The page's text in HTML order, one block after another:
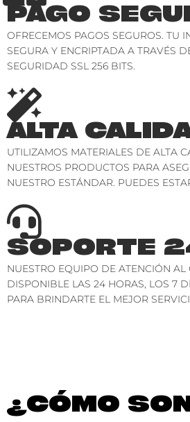
PAGO
OFRECEMOS PAGOS SEGUROS. TU
SEGURA Y ENCRIPTADA A TRAVÉS
SEGURIDAD SSL 256 BITS.
ALTA
UTILIZAMOS MATERIALES DE ALTA
NUESTROS PRODUCTOS PARA
NUESTRO ESTÁNDAR. PUEDES
SOPORTE
NUESTRO EQUIPO DE ATENCIÓN AL
DISPONIBLE LAS 24 HORAS, LOS 7
PARA BRINDARTE EL MEJOR
¿CÓMO